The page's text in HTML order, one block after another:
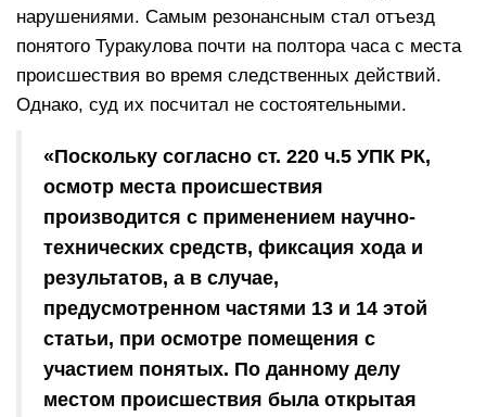
нарушениями. Самым резонансным стал отъезд
понятого Туракулова почти на полтора часа с места
происшествия во время следственных действий.
Однако, суд их посчитал не состоятельными.
«Поскольку согласно ст. 220 ч.5 УПК РК,
осмотр места происшествия
производится с применением научно-
технических средств, фиксация хода и
результатов, а в случае,
предусмотренном частями 13 и 14 этой
статьи, при осмотре помещения с
участием понятых. По данному делу
местом происшествия была открытая